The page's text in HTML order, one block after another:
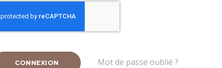
CONNEXION Mot de passe oublié ?